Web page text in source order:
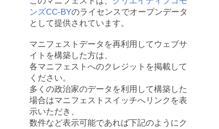
ンズCC-BYのライセンスでオープンデータ
として提供されています。
マニフェストデータを再利用してウェブサ
イトを構築した方は、
各マニフェストへのクレジットを掲載して
ください。
多くの政治家のデータを利用して構築した
場合はマニフェストスイッチへリンクを表
示いただき、
数件など表示可能であれば下記のようにク